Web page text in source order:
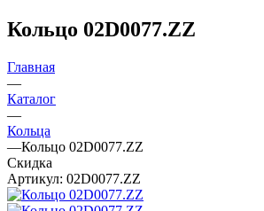
Кольцо 02D0077.ZZ
Главная
—
Каталог
—
Кольца
—Кольцо 02D0077.ZZ
Скидка
Артикул: 02D0077.ZZ